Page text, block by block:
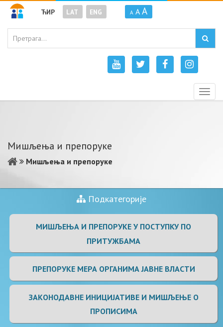
ЋИР LAT ENG A A A
Мишљења и препоруке
Мишљења и препоруке
Подкатегорије
МИШЉЕЊА И ПРЕПОРУКЕ У ПОСТУПКУ ПО
ПРИТУЖБАМА
ПРЕПОРУКЕ МЕРА ОРГАНИМА ЈАВНЕ ВЛАСТИ
ЗАКОНОДАВНЕ ИНИЦИЈАТИВЕ И МИШЉЕЊЕ О
ПРОПИСИМА